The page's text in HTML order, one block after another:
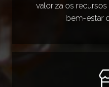
valoriza os
bem-estar